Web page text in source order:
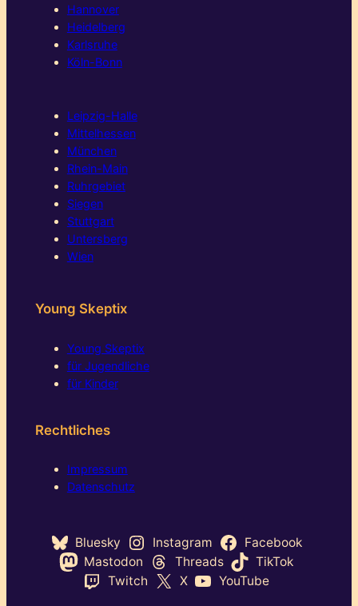
Hannover
Heidelberg
Karlsruhe
Köln-Bonn
Leipzig-Halle
Mittelhessen
München
Rhein-Main
Ruhrgebiet
Siegen
Stuttgart
Untersberg
Wien
Young Skeptix
Young Skeptix
für Jugendliche
für Kinder
Rechtliches
Impressum
Datenschutz
Bluesky Instagram
Facebook
Mastodon
Threads
TikTok
Twitch
X YouTube